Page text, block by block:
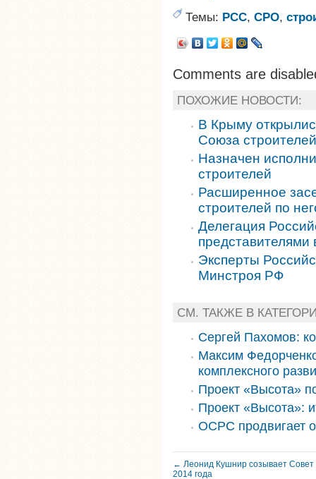
Темы: РСС, СРО,
Comments are
ПОХОЖИЕ НОВОСТИ:
В Крыму
Союза строителей
Назначен
строителей
Расширенное
строителей по
Делегация
представителями
Эксперты
Минстроя РФ
СМ. ТАКЖЕ В
Сергей Пахомов:
Максим
комплексного
Проект «Высота»
Проект «Высота»:
ОСРС продвигает
← Леонид Кушнир созывает
2014 года